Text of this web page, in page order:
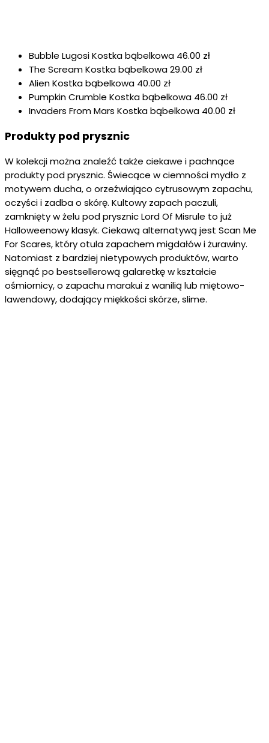
Bubble Lugosi Kostka bąbelkowa 46.00 zł
The Scream Kostka bąbelkowa 29.00 zł
Alien Kostka bąbelkowa 40.00 zł
Pumpkin Crumble Kostka bąbelkowa 46.00 zł
Invaders From Mars Kostka bąbelkowa 40.00 zł
Produkty pod prysznic
W kolekcji można znaleźć także ciekawe i pachnące
produkty pod prysznic. Świecące w ciemności mydło z
motywem ducha, o orzeźwiająco cytrusowym zapachu,
oczyści i zadba o skórę. Kultowy zapach paczuli,
zamknięty w żelu pod prysznic Lord Of Misrule to już
Halloweenowy klasyk. Ciekawą alternatywą jest Scan Me
For Scares, który otula zapachem migdałów i żurawiny.
Natomiast z bardziej nietypowych produktów, warto
sięgnąć po bestsellerową galaretkę w kształcie
ośmiornicy, o zapachu marakui z wanilią lub miętowo-
lawendowy, dodający miękkości skórze, slime.